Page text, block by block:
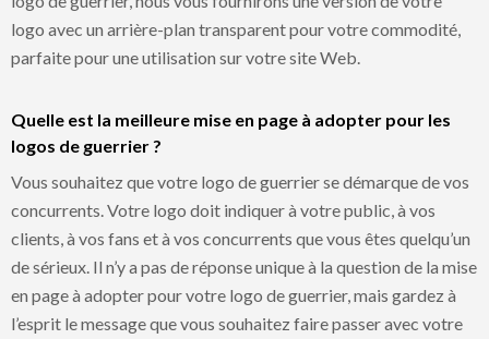
logo avec un arrière-plan transparent pour votre commodité,
parfaite pour une utilisation sur votre site Web.
Quelle est la meilleure mise en page à adopter pour les
logos de guerrier ?
Vous souhaitez que votre logo de guerrier se démarque de vos
concurrents. Votre logo doit indiquer à votre public, à vos
clients, à vos fans et à vos concurrents que vous êtes quelqu’un
de sérieux. Il n’y a pas de réponse unique à la question de la mise
en page à adopter pour votre logo de guerrier, mais gardez à
l’esprit le message que vous souhaitez faire passer avec votre